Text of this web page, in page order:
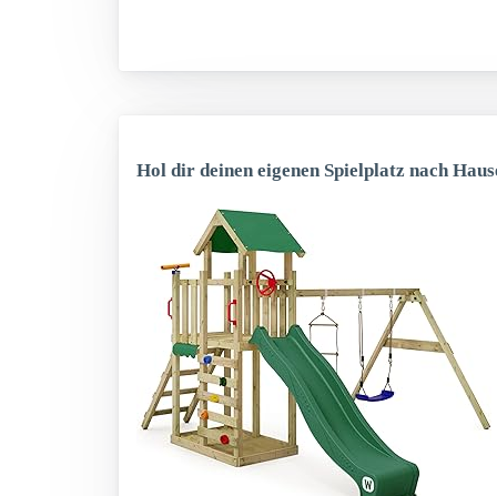
Hol dir deinen eigenen Spielplatz nach